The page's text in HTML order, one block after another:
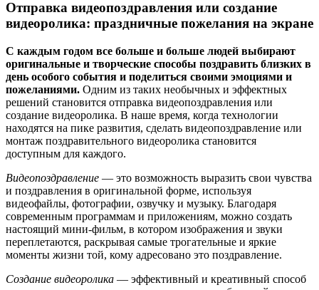
Отправка видеопоздравления или создание
видеоролика: праздничные пожелания на экране
С каждым годом все больше и больше людей выбирают
оригинальные и творческие способы поздравить близких в
день особого события и поделиться своими эмоциями и
пожеланиями. Одним из таких необычных и эффектных
решений становится отправка видеопоздравления или
создание видеоролика. В наше время, когда технологии
находятся на пике развития, сделать видеопоздравление или
монтаж поздравительного видеоролика становится
доступным для каждого.
Видеопоздравление — это возможность выразить свои чувства
и поздравления в оригинальной форме, используя
видеофайлы, фотографии, озвучку и музыку. Благодаря
современным программам и приложениям, можно создать
настоящий мини-фильм, в котором изображения и звуки
переплетаются, раскрывая самые трогательные и яркие
моменты жизни той, кому адресовано это поздравление.
Создание видеоролика — эффективный и креативный способ